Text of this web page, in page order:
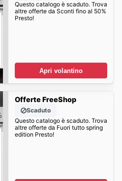
Questo catalogo è scaduto. Trova
altre offerte da Sconti fino al 50%
Presto!
Apri volantino
Offerte FreeShop
Scaduto
Questo catalogo è scaduto. Trova
altre offerte da Fuori tutto spring
edition Presto!